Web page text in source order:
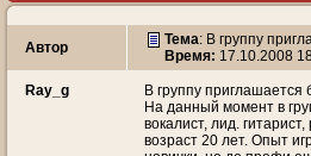
Автор Тема: В группу
Время: 17.10.2008
Ray_g
В группу приглашается
На данный момент в
вокалист, лид.
возраст 20 лет. Опыт